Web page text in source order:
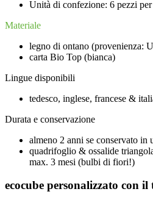
Unità di confezione: 6 pezzi
Materiale
legno di ontano (provenienza:
carta Bio Top (bianca)
Lingue disponibili
tedesco, inglese, francese &
Durata e conservazione
almeno 2 anni se conservato in
quadrifoglio & ossalide
max. 3 mesi (bulbi di fiori!)
ecocube personalizzato con il